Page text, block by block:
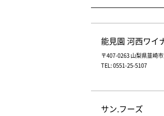
能見園 河西ワイ
〒407-0263 山梨県韮崎
TEL: 0551-25-5107
サン.フーズ